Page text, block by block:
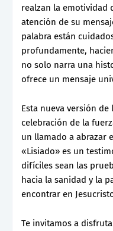
realzan la emotividad
atención de su
palabra están
profundamente,
no solo narra una
ofrece un mensaje
Esta nueva versión
celebración de la
un llamado a abrazar
«Lisiado» es un
difíciles sean las
hacia la sanidad y la
encontrar en
Te invitamos a